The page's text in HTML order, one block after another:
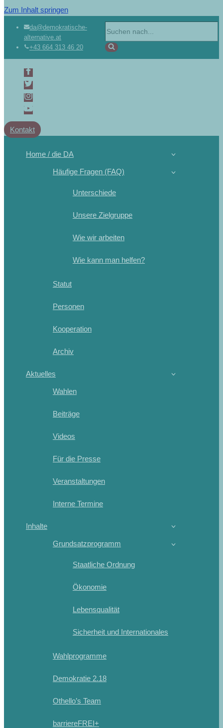
Zum Inhalt springen
da@demokratische-
alternative.at
+43 664 313 46 20
Kontakt
Home / die DA
Häufige Fragen (FAQ)
Unterschiede
Unsere Zielgruppe
Wie wir arbeiten
Wie kann man helfen?
Statut
Personen
Kooperation
Archiv
Aktuelles
Wahlen
Beiträge
Videos
Für die Presse
Veranstaltungen
Interne Termine
Inhalte
Grundsatzprogramm
Staatliche Ordnung
Ökonomie
Lebensqualität
Sicherheit und Internationales
Wahlprogramme
Demokratie 2.18
Othello’s Team
barriereFREI+